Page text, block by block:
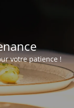
votre patience !